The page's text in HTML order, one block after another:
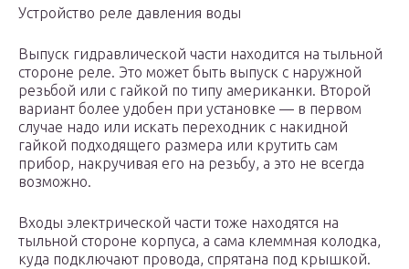
Устройство реле давления воды
Выпуск гидравлической части находится на тыльной
стороне реле. Это может быть выпуск с наружной
резьбой или с гайкой по типу американки. Второй
вариант более удобен при установке — в первом
случае надо или искать переходник с накидной
гайкой подходящего размера или крутить сам
прибор, накручивая его на резьбу, а это не всегда
возможно.
Входы электрической части тоже находятся на
тыльной стороне корпуса, а сама клеммная колодка,
куда подключают провода, спрятана под крышкой.